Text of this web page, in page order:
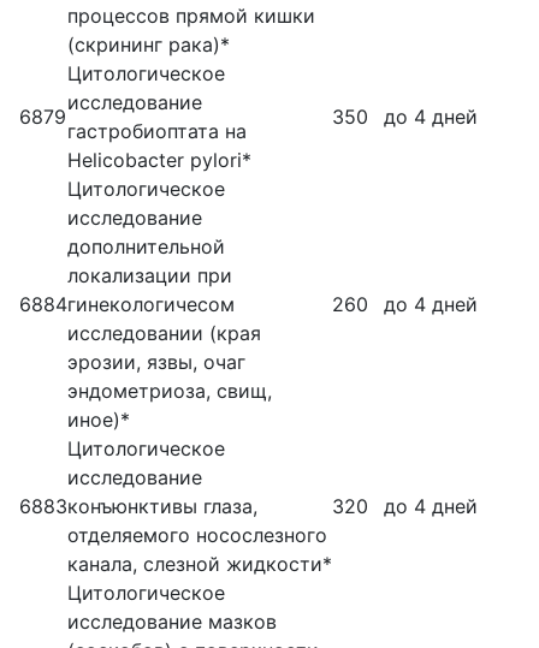
процессов прямой кишки
(скрининг рака)*
6879
Цитологическое
исследование
гастробиоптата на
Helicobacter pylori*
350 до 4 дней
6884
Цитологическое
исследование
дополнительной
локализации при
гинекологичесом
исследовании (края
эрозии, язвы, очаг
эндометриоза, свищ,
иное)*
260 до 4 дней
6883
Цитологическое
исследование
конъюнктивы глаза,
отделяемого носослезного
канала, слезной жидкости*
320 до 4 дней
Цитологическое
исследование мазков